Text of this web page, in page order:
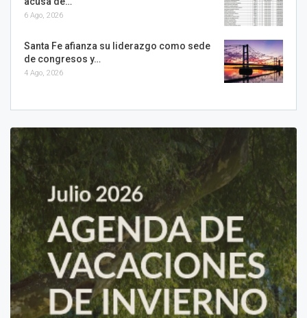
6 Ago, 2026
Santa Fe afianza su liderazgo como sede
de congresos y…
4 Ago, 2026